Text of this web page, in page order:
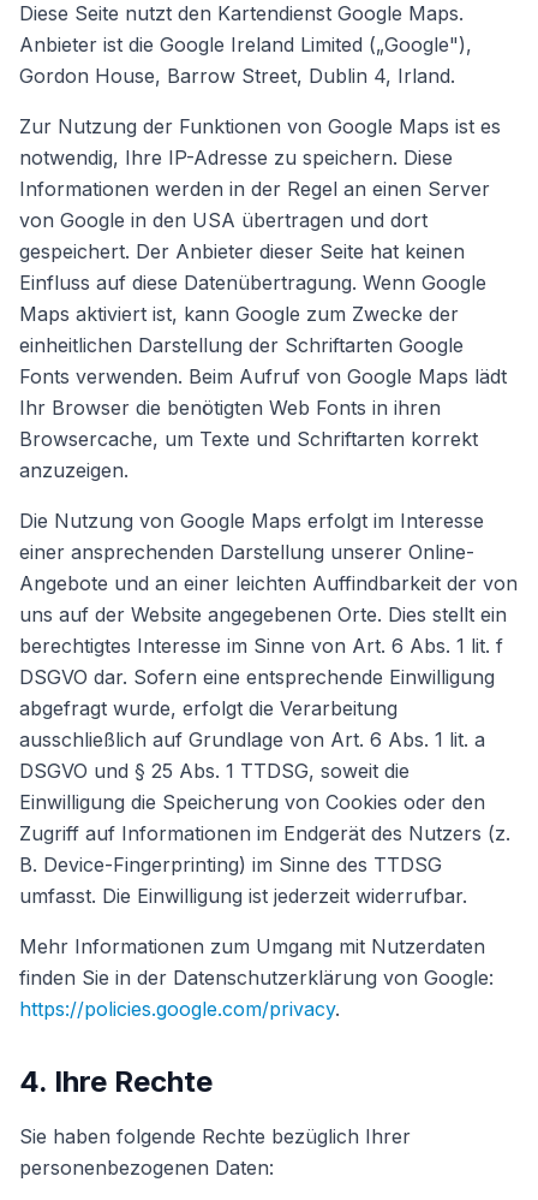
Diese Seite nutzt den Kartendienst Google Maps.
Anbieter ist die Google Ireland Limited („Google"),
Gordon House, Barrow Street, Dublin 4, Irland.
Zur Nutzung der Funktionen von Google Maps ist es
notwendig, Ihre IP-Adresse zu speichern. Diese
Informationen werden in der Regel an einen Server
von Google in den USA übertragen und dort
gespeichert. Der Anbieter dieser Seite hat keinen
Einfluss auf diese Datenübertragung. Wenn Google
Maps aktiviert ist, kann Google zum Zwecke der
einheitlichen Darstellung der Schriftarten Google
Fonts verwenden. Beim Aufruf von Google Maps lädt
Ihr Browser die benötigten Web Fonts in ihren
Browsercache, um Texte und Schriftarten korrekt
anzuzeigen.
Die Nutzung von Google Maps erfolgt im Interesse
einer ansprechenden Darstellung unserer Online-
Angebote und an einer leichten Auffindbarkeit der von
uns auf der Website angegebenen Orte. Dies stellt ein
berechtigtes Interesse im Sinne von Art. 6 Abs. 1 lit. f
DSGVO dar. Sofern eine entsprechende Einwilligung
abgefragt wurde, erfolgt die Verarbeitung
ausschließlich auf Grundlage von Art. 6 Abs. 1 lit. a
DSGVO und § 25 Abs. 1 TTDSG, soweit die
Einwilligung die Speicherung von Cookies oder den
Zugriff auf Informationen im Endgerät des Nutzers (z.
B. Device-Fingerprinting) im Sinne des TTDSG
umfasst. Die Einwilligung ist jederzeit widerrufbar.
Mehr Informationen zum Umgang mit Nutzerdaten
finden Sie in der Datenschutzerklärung von Google:
https://policies.google.com/privacy.
4. Ihre Rechte
Sie haben folgende Rechte bezüglich Ihrer
personenbezogenen Daten: